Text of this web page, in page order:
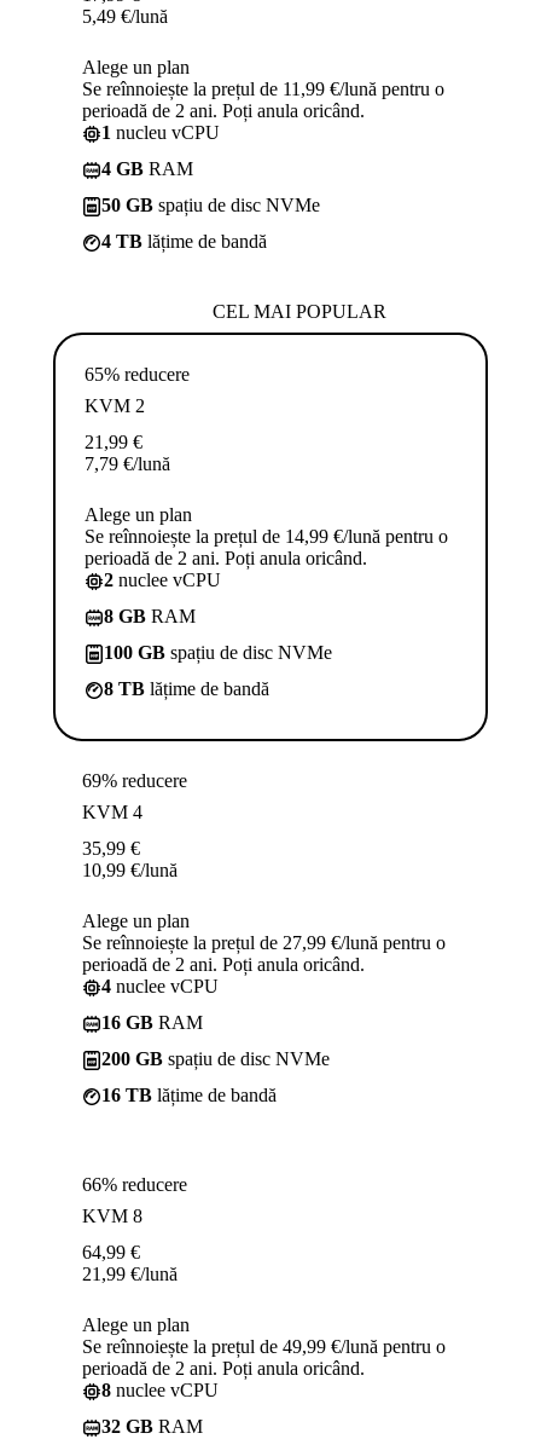
5,49 €/lună
Alege un plan
Se reînnoiește la prețul de 11,99 €/lună pentru o
perioadă de 2 ani. Poți anula oricând.
1 nucleu vCPU
4 GB RAM
50 GB spațiu de disc NVMe
4 TB lățime de bandă
CEL MAI POPULAR
65% reducere
KVM 2
21,99 €
7,79 €/lună
Alege un plan
Se reînnoiește la prețul de 14,99 €/lună pentru o
perioadă de 2 ani. Poți anula oricând.
2 nuclee vCPU
8 GB RAM
100 GB spațiu de disc NVMe
8 TB lățime de bandă
69% reducere
KVM 4
35,99 €
10,99 €/lună
Alege un plan
Se reînnoiește la prețul de 27,99 €/lună pentru o
perioadă de 2 ani. Poți anula oricând.
4 nuclee vCPU
16 GB RAM
200 GB spațiu de disc NVMe
16 TB lățime de bandă
66% reducere
KVM 8
64,99 €
21,99 €/lună
Alege un plan
Se reînnoiește la prețul de 49,99 €/lună pentru o
perioadă de 2 ani. Poți anula oricând.
8 nuclee vCPU
32 GB RAM